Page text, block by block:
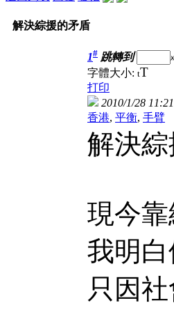
解決綜援的矛盾
1# 跳轉到
字體大小: tT
打印
2010/1/28 11:21
香港, 平衡, 手臂
解決
現今
我明
只因